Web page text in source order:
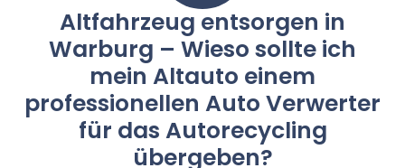
Altfahrzeug entsorgen in
Warburg – Wieso sollte ich
mein Altauto einem
professionellen Auto Verwerter
für das Autorecycling
übergeben?